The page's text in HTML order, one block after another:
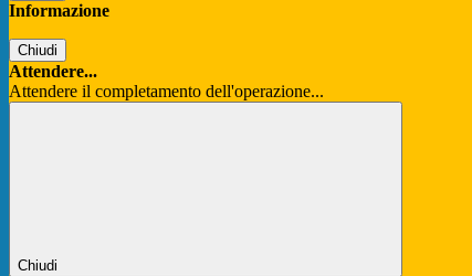
Informazione
Chiudi
Attendere...
Attendere il completamento dell'operazione...
Chiudi